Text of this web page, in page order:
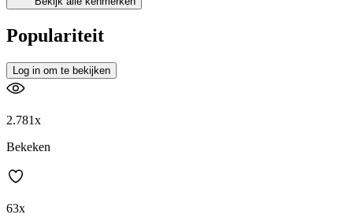
Populariteit
Log in om te bekijken
2.781x
Bekeken
63x